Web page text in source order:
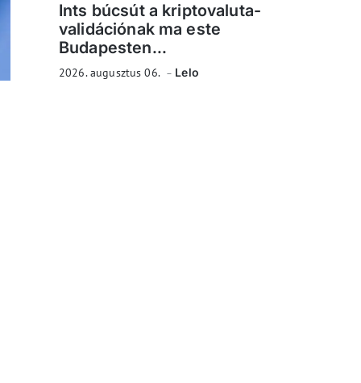
Ints búcsút a kriptovaluta-
validációnak ma este
Budapesten...
2026. augusztus 06. Lelo